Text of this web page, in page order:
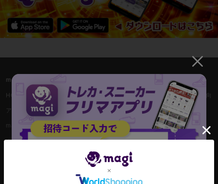
magiについて
HOME
アプリ版magi
magi運営店舗一覧
ポケカ専門magi通販
magi公式アカウント一覧
magi公式ショップ（コレクター向
け）
magi公式ショップ（委託商品）
magi公式ショップ（VAULT）
magi秋葉原店公式X
magi新宿西口店公式X